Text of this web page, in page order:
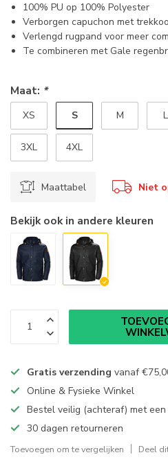
100% PU op 100% Polyester
Verborgen capuchon met
Verlengd rugpand voor meer
Te combineren met Gale
Maat: *
XS S M L
3XL 4XL
Maattabel Niet
Bekijk ook in andere kleuren
Gratis verzending vanaf
Online & Fysieke Winkel
Bestel veilig (achteraf) met
30 dagen retourneren
Toevoegen om te vergelijken Deel